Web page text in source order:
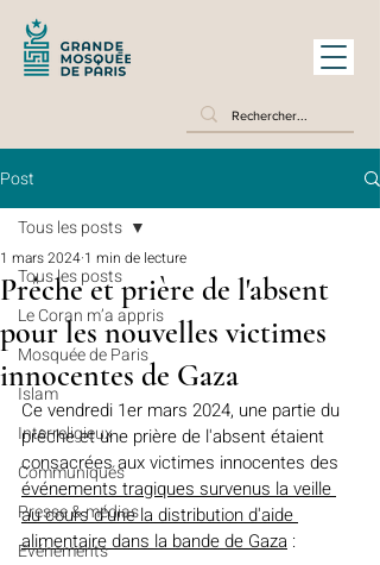
Post
Tous les posts
Le Coran m’a appris
Mosquée de Paris
Islam
Interreligieux
Communiqués
Presse & médias
Evénements
Tous les posts
Prêche et prière de l'absent
pour les nouvelles victimes
innocentes de Gaza
1 mars 2024 1 min de lecture
Ce vendredi 1er mars 2024, une partie du
prêche et une prière de l'absent étaient
consacrées aux victimes innocentes des
événements tragiques survenus la veille
au cours d'une la distribution d'aide
alimentaire dans la bande de Gaza :